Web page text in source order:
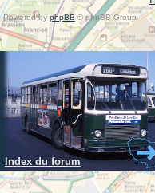
Powered byphpBB © phpBB Group.
Index du forum